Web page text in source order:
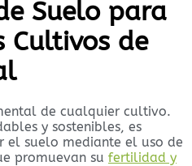
Suelo para
Cultivos de
de cualquier cultivo.
y sostenibles, es
el suelo mediante el uso de
promuevan su fertilidad y